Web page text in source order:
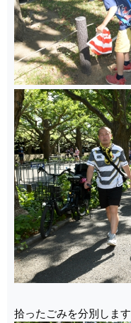
拾ったごみを分別します